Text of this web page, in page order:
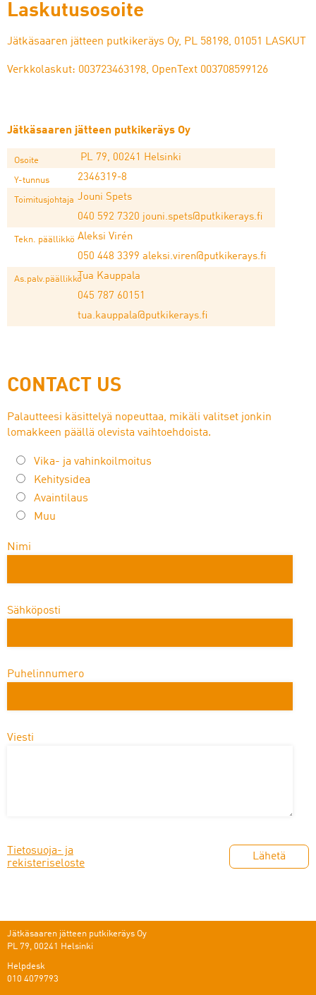
Laskutusosoite
Jätkäsaaren jätteen putkikeräys Oy, PL 58198, 01051 LASKUT
Verkkolaskut: 003723463198, OpenText 003708599126
Jätkäsaaren jätteen putkikeräys Oy
Osoite PL 79, 00241 Helsinki
Y-tunnus 2346319-8
Toimitusjohtaja Jouni Spets
040 592 7320 jouni.spets@putkikerays.fi
Tekn. päällikkö Aleksi Virén
050 448 3399 aleksi.viren@putkikerays.fi
As.palv.päällikköTua Kauppala
045 787 60151
tua.kauppala@putkikerays.fi
CONTACT US
Palautteesi käsittelyä nopeuttaa, mikäli valitset jonkin
lomakkeen päällä olevista vaihtoehdoista.
Vika- ja vahinkoilmoitus
Kehitysidea
Avaintilaus
Muu
Nimi
Sähköposti
Puhelinnumero
Viesti
Tietosuoja- ja
rekisteriseloste
Jätkäsaaren jätteen putkikeräys Oy
PL 79, 00241 Helsinki
Helpdesk
010 4079793